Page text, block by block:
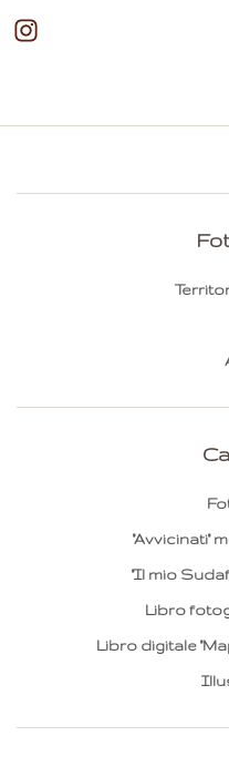
"Avvicinati"
"Il mio
Libro
Libro digitale